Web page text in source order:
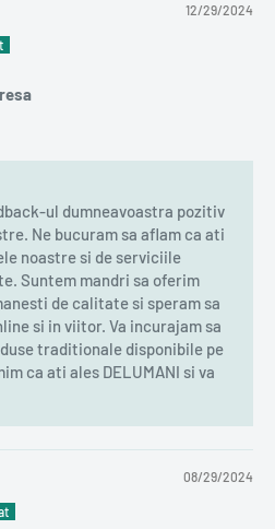
12/29/2024
ul dumneavoastra pozitiv
Ne bucuram sa aflam ca ati
noastre si de serviciile
Suntem mandri sa oferim
de calitate si speram sa
si in viitor. Va incurajam sa
traditionale disponibile pe
ca ati ales DELUMANI si va
08/29/2024